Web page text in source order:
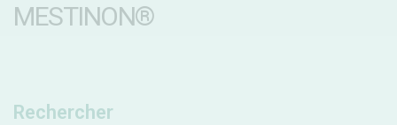
MESTINON®
Rechercher